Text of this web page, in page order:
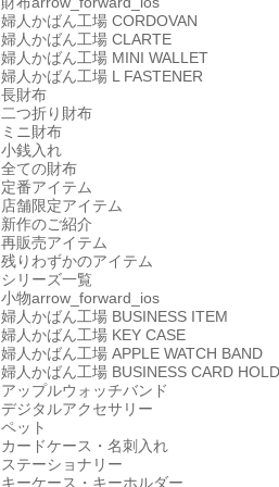
婦人かばん工場 CORDOVAN
婦人かばん工場 CLARTE
婦人かばん工場 MINI WALLET
婦人かばん工場 L FASTENER
長財布
二つ折り財布
ミニ財布
小銭入れ
全ての財布
定番アイテム
店舗限定アイテム
新作のご紹介
再販売アイテム
残りわずかのアイテム
シリーズ一覧
小物arrow_forward_ios
婦人かばん工場 BUSINESS ITEM
婦人かばん工場 KEY CASE
婦人かばん工場 APPLE WATCH BAND
婦人かばん工場 BUSINESS CARD
アップルウォッチバンド
デジタルアクセサリー
ペット
カードケース・名刺入れ
ステーショナリー
キーケース・キーホルダー